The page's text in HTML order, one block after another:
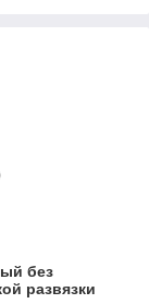
без
развязки